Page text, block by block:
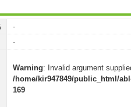
-
-
Warning: Invalid argument
/home/kir947849/public_html/
169